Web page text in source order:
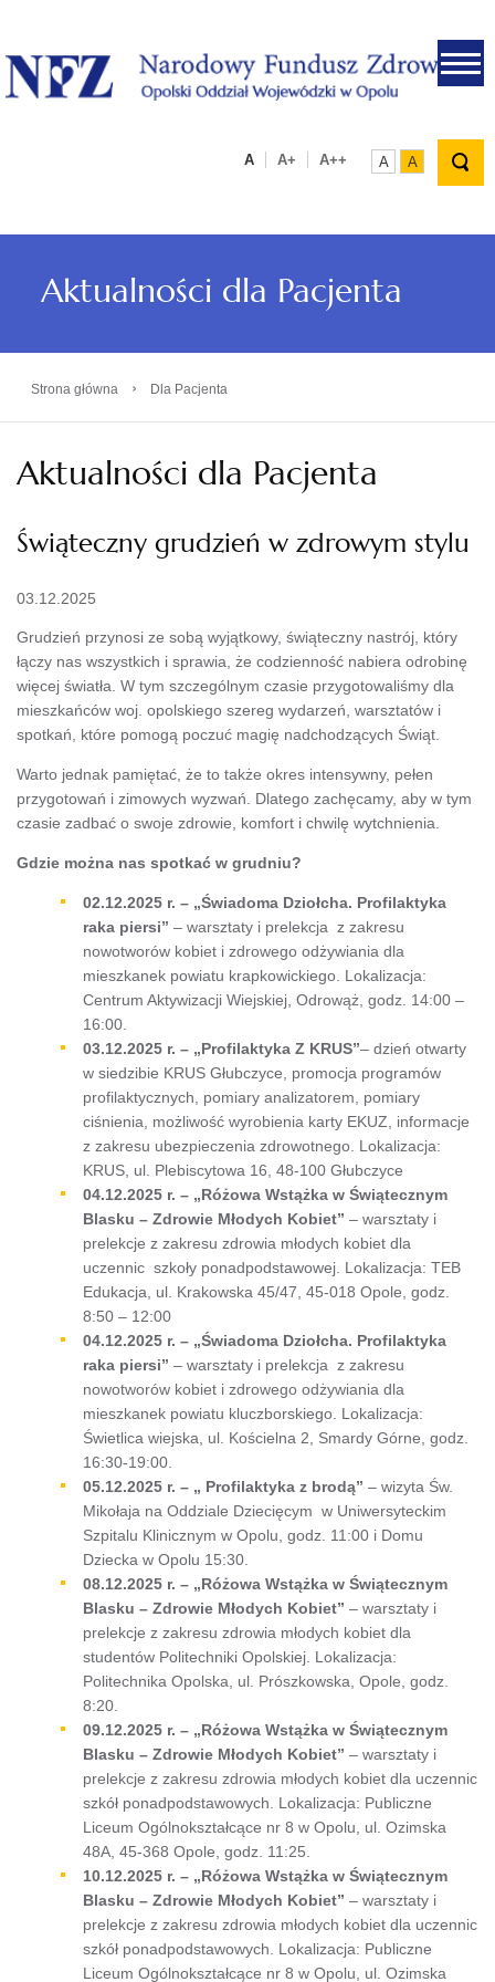
.
A A+ A++ A A
Aktualności dla Pacjenta
Strona główna › Dla Pacjenta
Aktualności dla Pacjenta
Świąteczny grudzień w zdrowym stylu
03.12.2025
Grudzień przynosi ze sobą wyjątkowy, świąteczny nastrój, który
łączy nas wszystkich i sprawia, że codzienność nabiera odrobinę
więcej światła. W tym szczególnym czasie przygotowaliśmy dla
mieszkańców woj. opolskiego szereg wydarzeń, warsztatów i
spotkań, które pomogą poczuć magię nadchodzących Świąt.
Warto jednak pamiętać, że to także okres intensywny, pełen
przygotowań i zimowych wyzwań. Dlatego zachęcamy, aby w tym
czasie zadbać o swoje zdrowie, komfort i chwilę wytchnienia.
Gdzie można nas spotkać w grudniu?
02.12.2025 r. – „Świadoma Dziołcha. Profilaktyka
raka piersi” – warsztaty i prelekcja z zakresu
nowotworów kobiet i zdrowego odżywiania dla
mieszkanek powiatu krapkowickiego. Lokalizacja:
Centrum Aktywizacji Wiejskiej, Odrowąż, godz. 14:00 –
16:00.
03.12.2025 r. – „Profilaktyka Z KRUS”– dzień otwarty
w siedzibie KRUS Głubczyce, promocja programów
profilaktycznych, pomiary analizatorem, pomiary
ciśnienia, możliwość wyrobienia karty EKUZ, informacje
z zakresu ubezpieczenia zdrowotnego. Lokalizacja:
KRUS, ul. Plebiscytowa 16, 48-100 Głubczyce
04.12.2025 r. – „Różowa Wstążka w Świątecznym
Blasku – Zdrowie Młodych Kobiet” – warsztaty i
prelekcje z zakresu zdrowia młodych kobiet dla
uczennic szkoły ponadpodstawowej. Lokalizacja: TEB
Edukacja, ul. Krakowska 45/47, 45-018 Opole, godz.
8:50 – 12:00
04.12.2025 r. – „Świadoma Dziołcha. Profilaktyka
raka piersi” – warsztaty i prelekcja z zakresu
nowotworów kobiet i zdrowego odżywiania dla
mieszkanek powiatu kluczborskiego. Lokalizacja:
Świetlica wiejska, ul. Kościelna 2, Smardy Górne, godz.
16:30-19:00.
05.12.2025 r. – „ Profilaktyka z brodą” – wizyta Św.
Mikołaja na Oddziale Dziecięcym w Uniwersyteckim
Szpitalu Klinicznym w Opolu, godz. 11:00 i Domu
Dziecka w Opolu 15:30.
08.12.2025 r. – „Różowa Wstążka w Świątecznym
Blasku – Zdrowie Młodych Kobiet” – warsztaty i
prelekcje z zakresu zdrowia młodych kobiet dla
studentów Politechniki Opolskiej. Lokalizacja:
Politechnika Opolska, ul. Prószkowska, Opole, godz.
8:20.
09.12.2025 r. – „Różowa Wstążka w Świątecznym
Blasku – Zdrowie Młodych Kobiet” – warsztaty i
prelekcje z zakresu zdrowia młodych kobiet dla uczennic
szkół ponadpodstawowych. Lokalizacja: Publiczne
Liceum Ogólnokształcące nr 8 w Opolu, ul. Ozimska
48A, 45-368 Opole, godz. 11:25.
10.12.2025 r. – „Różowa Wstążka w Świątecznym
Blasku – Zdrowie Młodych Kobiet” – warsztaty i
prelekcje z zakresu zdrowia młodych kobiet dla uczennic
szkół ponadpodstawowych. Lokalizacja: Publiczne
Liceum Ogólnokształcące nr 8 w Opolu, ul. Ozimska